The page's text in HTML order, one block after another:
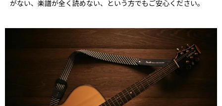
がない、楽譜が全く読めない、という方でもご安心ください。